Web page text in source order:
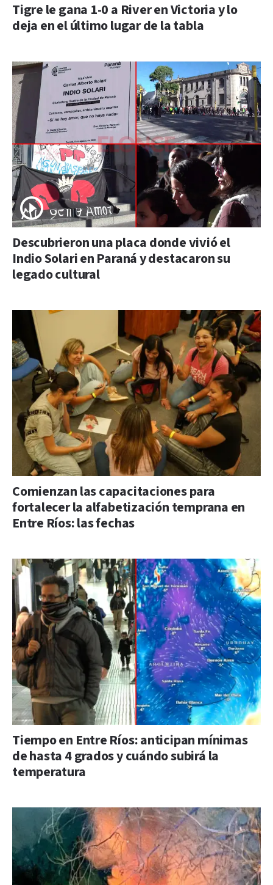
Tigre le gana 1-0 a River en Victoria y lo
deja en el último lugar de la tabla
Descubrieron una placa donde vivió el
Indio Solari en Paraná y destacaron su
legado cultural
Comienzan las capacitaciones para
fortalecer la alfabetización temprana en
Entre Ríos: las fechas
Tiempo en Entre Ríos: anticipan mínimas
de hasta 4 grados y cuándo subirá la
temperatura